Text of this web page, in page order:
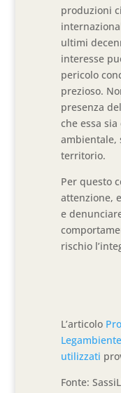
produzioni
ultimi
interesse
pericolo
prezioso.
presenza
che essa
ambientale,
territorio.
Per questo
attenzione,
e
rischio
L’articolo
utilizzati
Fonte: